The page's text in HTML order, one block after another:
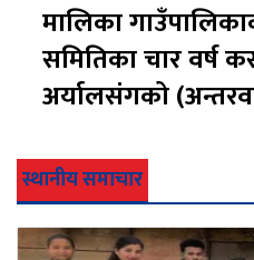
मालिका
समितिका चार वर्ष
अर्यालसंंगको
स्थानीय समाचार